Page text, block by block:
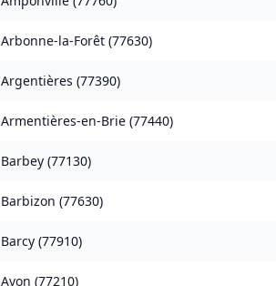
Arbonne-la-Forêt (77630)
Argentières (77390)
Armentières-en-Brie (77440)
Barbey (77130)
Barbizon (77630)
Barcy (77910)
Avon (77210)